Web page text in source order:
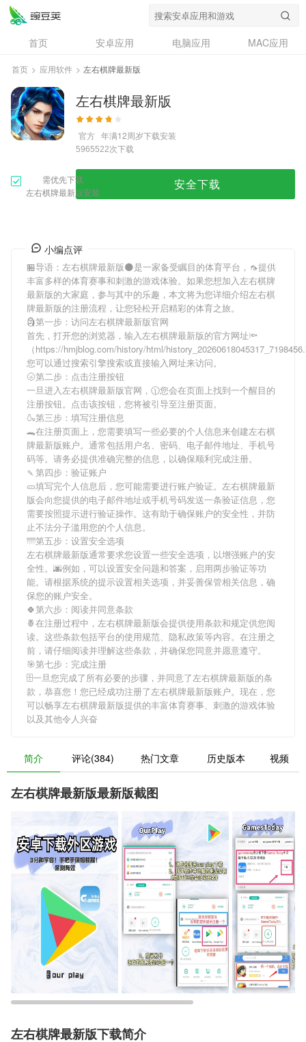
首页 安卓应用 电脑应用
MAC应用
资讯
专题
问答
首页 > 应用软件 > 左右棋牌最新版
左右棋牌最新版
官方 年满12周岁下载安装
5965522次下载
需优先下载
左右棋牌最新版安装
安全下载
小编点评
🏪导语： 左右棋牌最新版🌑是一家备受瞩目的体育平台，🦟提供
丰富多样的体育赛事和刺激的游戏体验。如果您想加入左右棋牌
最新版的大家庭，参与其中的乐趣，本文将为您详细介绍左右棋
牌最新版的注册流程，让您轻松开启精彩的体育之旅。
🗿第一步：访问左右棋牌最新版官网
首先，打开您的浏览器，输入左右棋牌最新版的官方网址🔦
（https://hmjblog.com/history/html/
您可以通过搜索引擎搜索或直接输入网址来访问。
🌝第二步：点击注册按钮
一旦进入左右棋牌最新版官网，🕦您会在页面上找到一个醒目的
注册按钮。点击该按钮，您将被引导至注册页面。
🍶第三步：填写注册信息
🐊在注册页面上，您需要填写一些必要的个人信息来创建左右棋
牌最新版账户。通常包括用户名、密码、电子邮件地址、手机号
码等。请务必提供准确完整的信息，以确保顺利完成注册。
🍡第四步：验证账户
🥒填写完个人信息后，您可能需要进行账户验证。 左右棋牌最新
版会向您提供的电子邮件地址或手机号码发送一条验证信息，您
需要按照提示进行验证操作。这有助于确保账户的安全性，并防
止不法分子滥用您的个人信息。
🌁第五步：设置安全选项
左右棋牌最新版通常要求您设置一些安全选项，以增强账户的安
全性。🌆例如，可以设置安全问题和答案，启用两步验证等功
能。请根据系统的提示设置相关选项，并妥善保管相关信息，确
保您的账户安全。
🍀第六步：阅读并同意条款
🍍在注册过程中， 左右棋牌最新版会提供使用条款和规定供您阅
读。这些条款包括平台的使用规范、隐私政策等内容。在注册之
前，请仔细阅读并理解这些条款，并确保您同意并愿意遵守。
🎯第七步：完成注册
🗄一旦您完成了所有必要的步骤，并同意了左右棋牌最新版的条
款，恭喜您！您已经成功注册了左右棋牌最新版账户。现在，您
可以畅享左右棋牌最新版提供的丰富体育赛事、刺激的游戏体验
以及其他令人兴奋
简介 评论(384) 热门文章 历史版本 视频
左右棋牌最新版最新版截图
左右棋牌最新版下载简介